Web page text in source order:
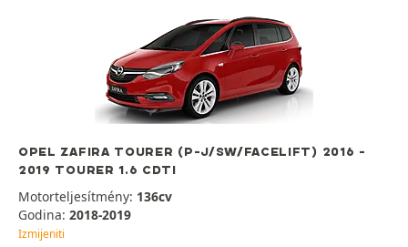
OPEL ZAFIRA TOURER (P-J/SW/FACELIFT) 2016 -
2019 TOURER 1.6 CDTI
Motorteljesítmény: 136cv
Godina: 2018-2019
Izmijeniti